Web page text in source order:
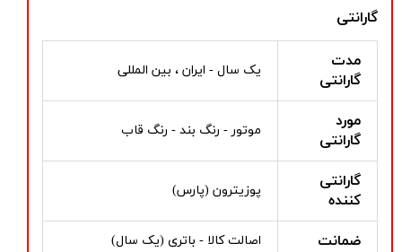
گارانتی
مدت
گارانتی
یک سال - ایران ، بین المللی
مورد
گارانتی
موتور - رنگ بند - رنگ قاب
گارانتی
کننده
پوزیترون (پارس)
ضمانت اصالت کالا - باتری (یک سال)